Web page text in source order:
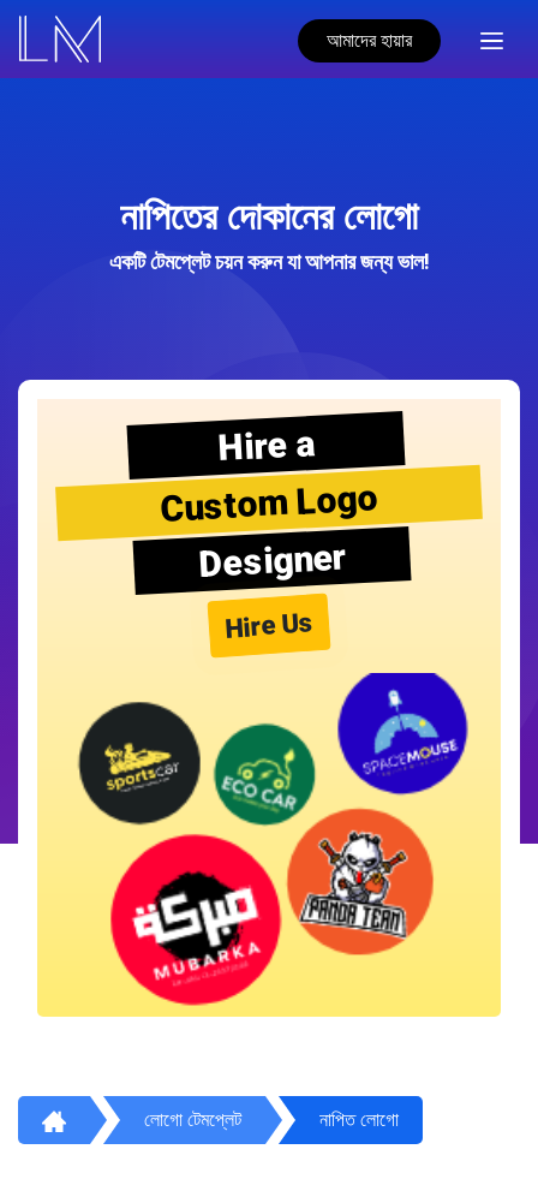
আমাদের হায়ার
নাপিতের দোকানের লোগো
একটি টেমপ্লেট চয়ন করুন যা আপনার জন্য ভাল!
Hire a
Custom Logo
Designer
Hire Us
লোগো টেমপ্লেট নাপিত লোগো